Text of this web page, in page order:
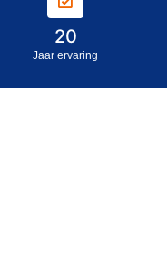
20
Jaar ervaring